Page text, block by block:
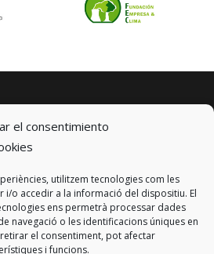
el consentimiento
utilitzem tecnologies com les
i/o accedir a la informació del dispositiu. El
ens permetrà processar dades
navegació o les identificacions úniques en
el consentiment, pot afectar
i funcions.
km0 Energy
Baldrich 222-226
Terrassa, Barcelona